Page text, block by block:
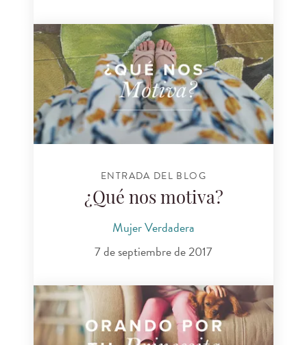
ENTRADA DEL BLOG
¿Qué nos motiva?
Mujer Verdadera
7 de septiembre de 2017